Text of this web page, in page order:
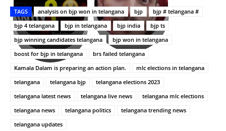
తీర్థం..తులసీదళం
లేకుండా
అసంపూర్ణం
పాన్
ఇండియా
స్టార్
హీరోయిన్‏గా
శ్రీనిధి
శెట్టి.
భర్తపై
రివెంజ్
తీర్చుకున్న
ఉపాసన..
పాపం
రామ్
చరణ్
TAGS analysis on bjp won in telangana bjp
bjp # telangana #
bjp 4 telangana
bjp in telangana bjp india
bjp ts
bjp winning candidates telangana
bjp won in telangana
boost for bjp in telangana
brs failed telangana
Kamala Dalam is preparing an action plan.
mlc elections in telangana
telangana
telangana bjp
telangana elections 2023
telangana latest news
telangana live news
telangana mlc elections
telangana news
telangana politics
telangana trending news
telangana updates